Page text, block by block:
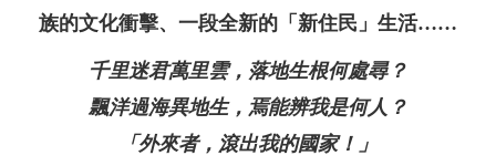
族的文化衝擊、一段全新的「新住民」生活……
千里迷君萬里雲，落地生根何處尋？
飄洋過海異地生，焉能辨我是何人？
「外來者，滾出我的國家！」